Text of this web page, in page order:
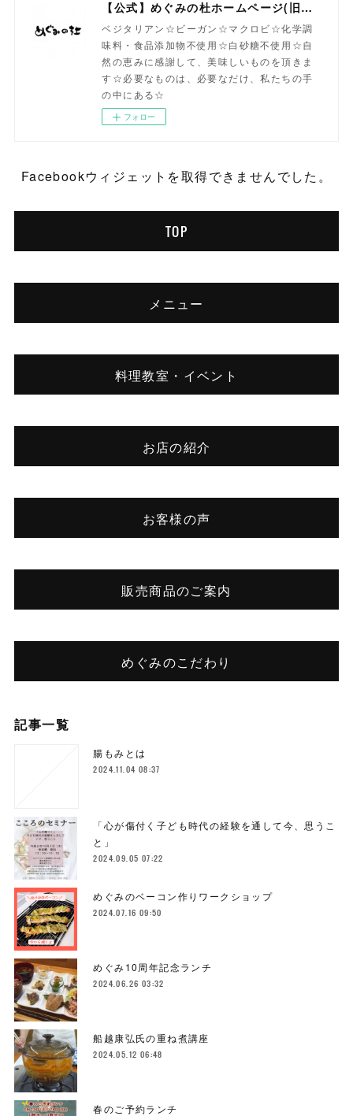
【公式】めぐみの杜ホームページ(旧自然食工房）
ベジタリアン☆ビーガン☆マクロビ☆化学調
味料・食品添加物不使用☆白砂糖不使用☆自
然の恵みに感謝して、美味しいものを頂きま
す☆必要なものは、必要なだけ、私たちの手
の中にある☆
フォロー
Facebookウィジェットを取得できませんでした。
TOP
メニュー
料理教室・イベント
お店の紹介
お客様の声
販売商品のご案内
めぐみのこだわり
記事一覧
腸もみとは
2024.11.04 08:37
「心が傷付く子ども時代の経験を通して今、思うこ
と」
2024.09.05 07:22
めぐみのベーコン作りワークショップ
2024.07.16 09:50
めぐみ10周年記念ランチ
2024.06.26 03:32
船越康弘氏の重ね煮講座
2024.05.12 06:48
春のご予約ランチ